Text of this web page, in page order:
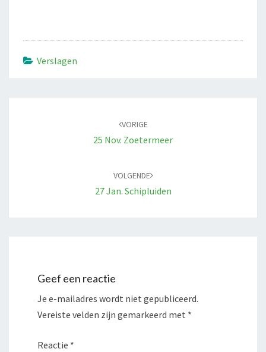
Verslagen
VORIGE
25 Nov. Zoetermeer
VOLGENDE
27 Jan. Schipluiden
Geef een reactie
Je e-mailadres wordt niet gepubliceerd.
Vereiste velden zijn gemarkeerd met *
Reactie *